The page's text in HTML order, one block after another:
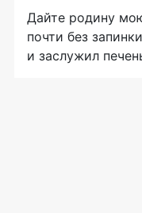
Дайте родину
почти без
и заслужил